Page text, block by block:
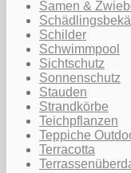
Samen &
Schilder
Schwimmpool
Sichtschutz
Sonnenschutz
Stauden
Strandkörbe
Teichpflanzen
Teppiche
Terracotta